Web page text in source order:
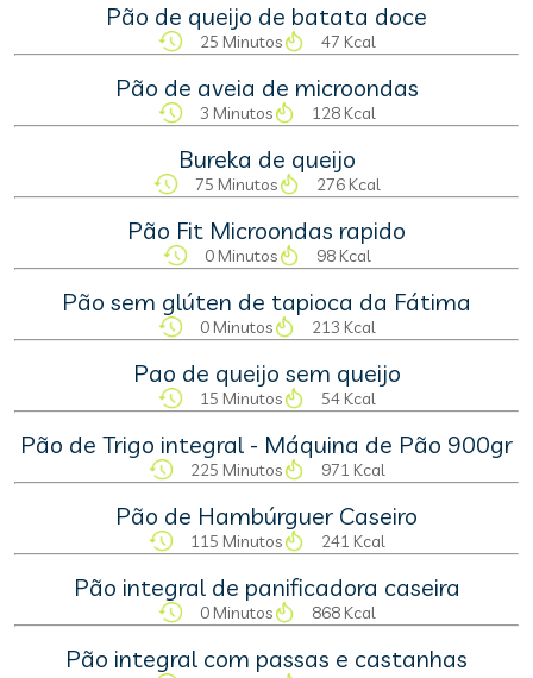
Pão de queijo de batata doce
25 Minutos 47 Kcal
Pão de aveia de microondas
3 Minutos 128 Kcal
Bureka de queijo
75 Minutos 276 Kcal
Pão Fit Microondas rapido
0 Minutos 98 Kcal
Pão sem glúten de tapioca da Fátima
0 Minutos 213 Kcal
Pao de queijo sem queijo
15 Minutos 54 Kcal
Pão de Trigo integral - Máquina de Pão 900gr
225 Minutos 971 Kcal
Pão de Hambúrguer Caseiro
115 Minutos 241 Kcal
Pão integral de panificadora caseira
0 Minutos 868 Kcal
Pão integral com passas e castanhas